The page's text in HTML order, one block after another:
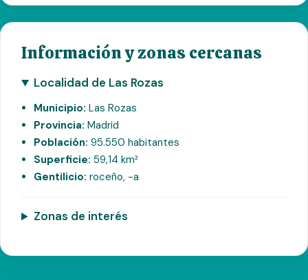
Información y zonas cercanas
Localidad de Las Rozas
Municipio: Las Rozas
Provincia: Madrid
Población: 95.550 habitantes
Superficie: 59,14 km²
Gentilicio: roceño, -a
Zonas de interés